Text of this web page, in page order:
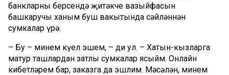
банкларның берсендә җитәкче вазыйфасын
башкаручы ханым буш вакытында сәйләннән
сумкалар үрә.
– Бу – минем күңел эшем, – ди ул. – Хатын-кызларга
матур ташлардан затлы сумкалар ясыйм. Онлайн
кибетләрем бар, заказга да эшлим. Мәсәлән, минем